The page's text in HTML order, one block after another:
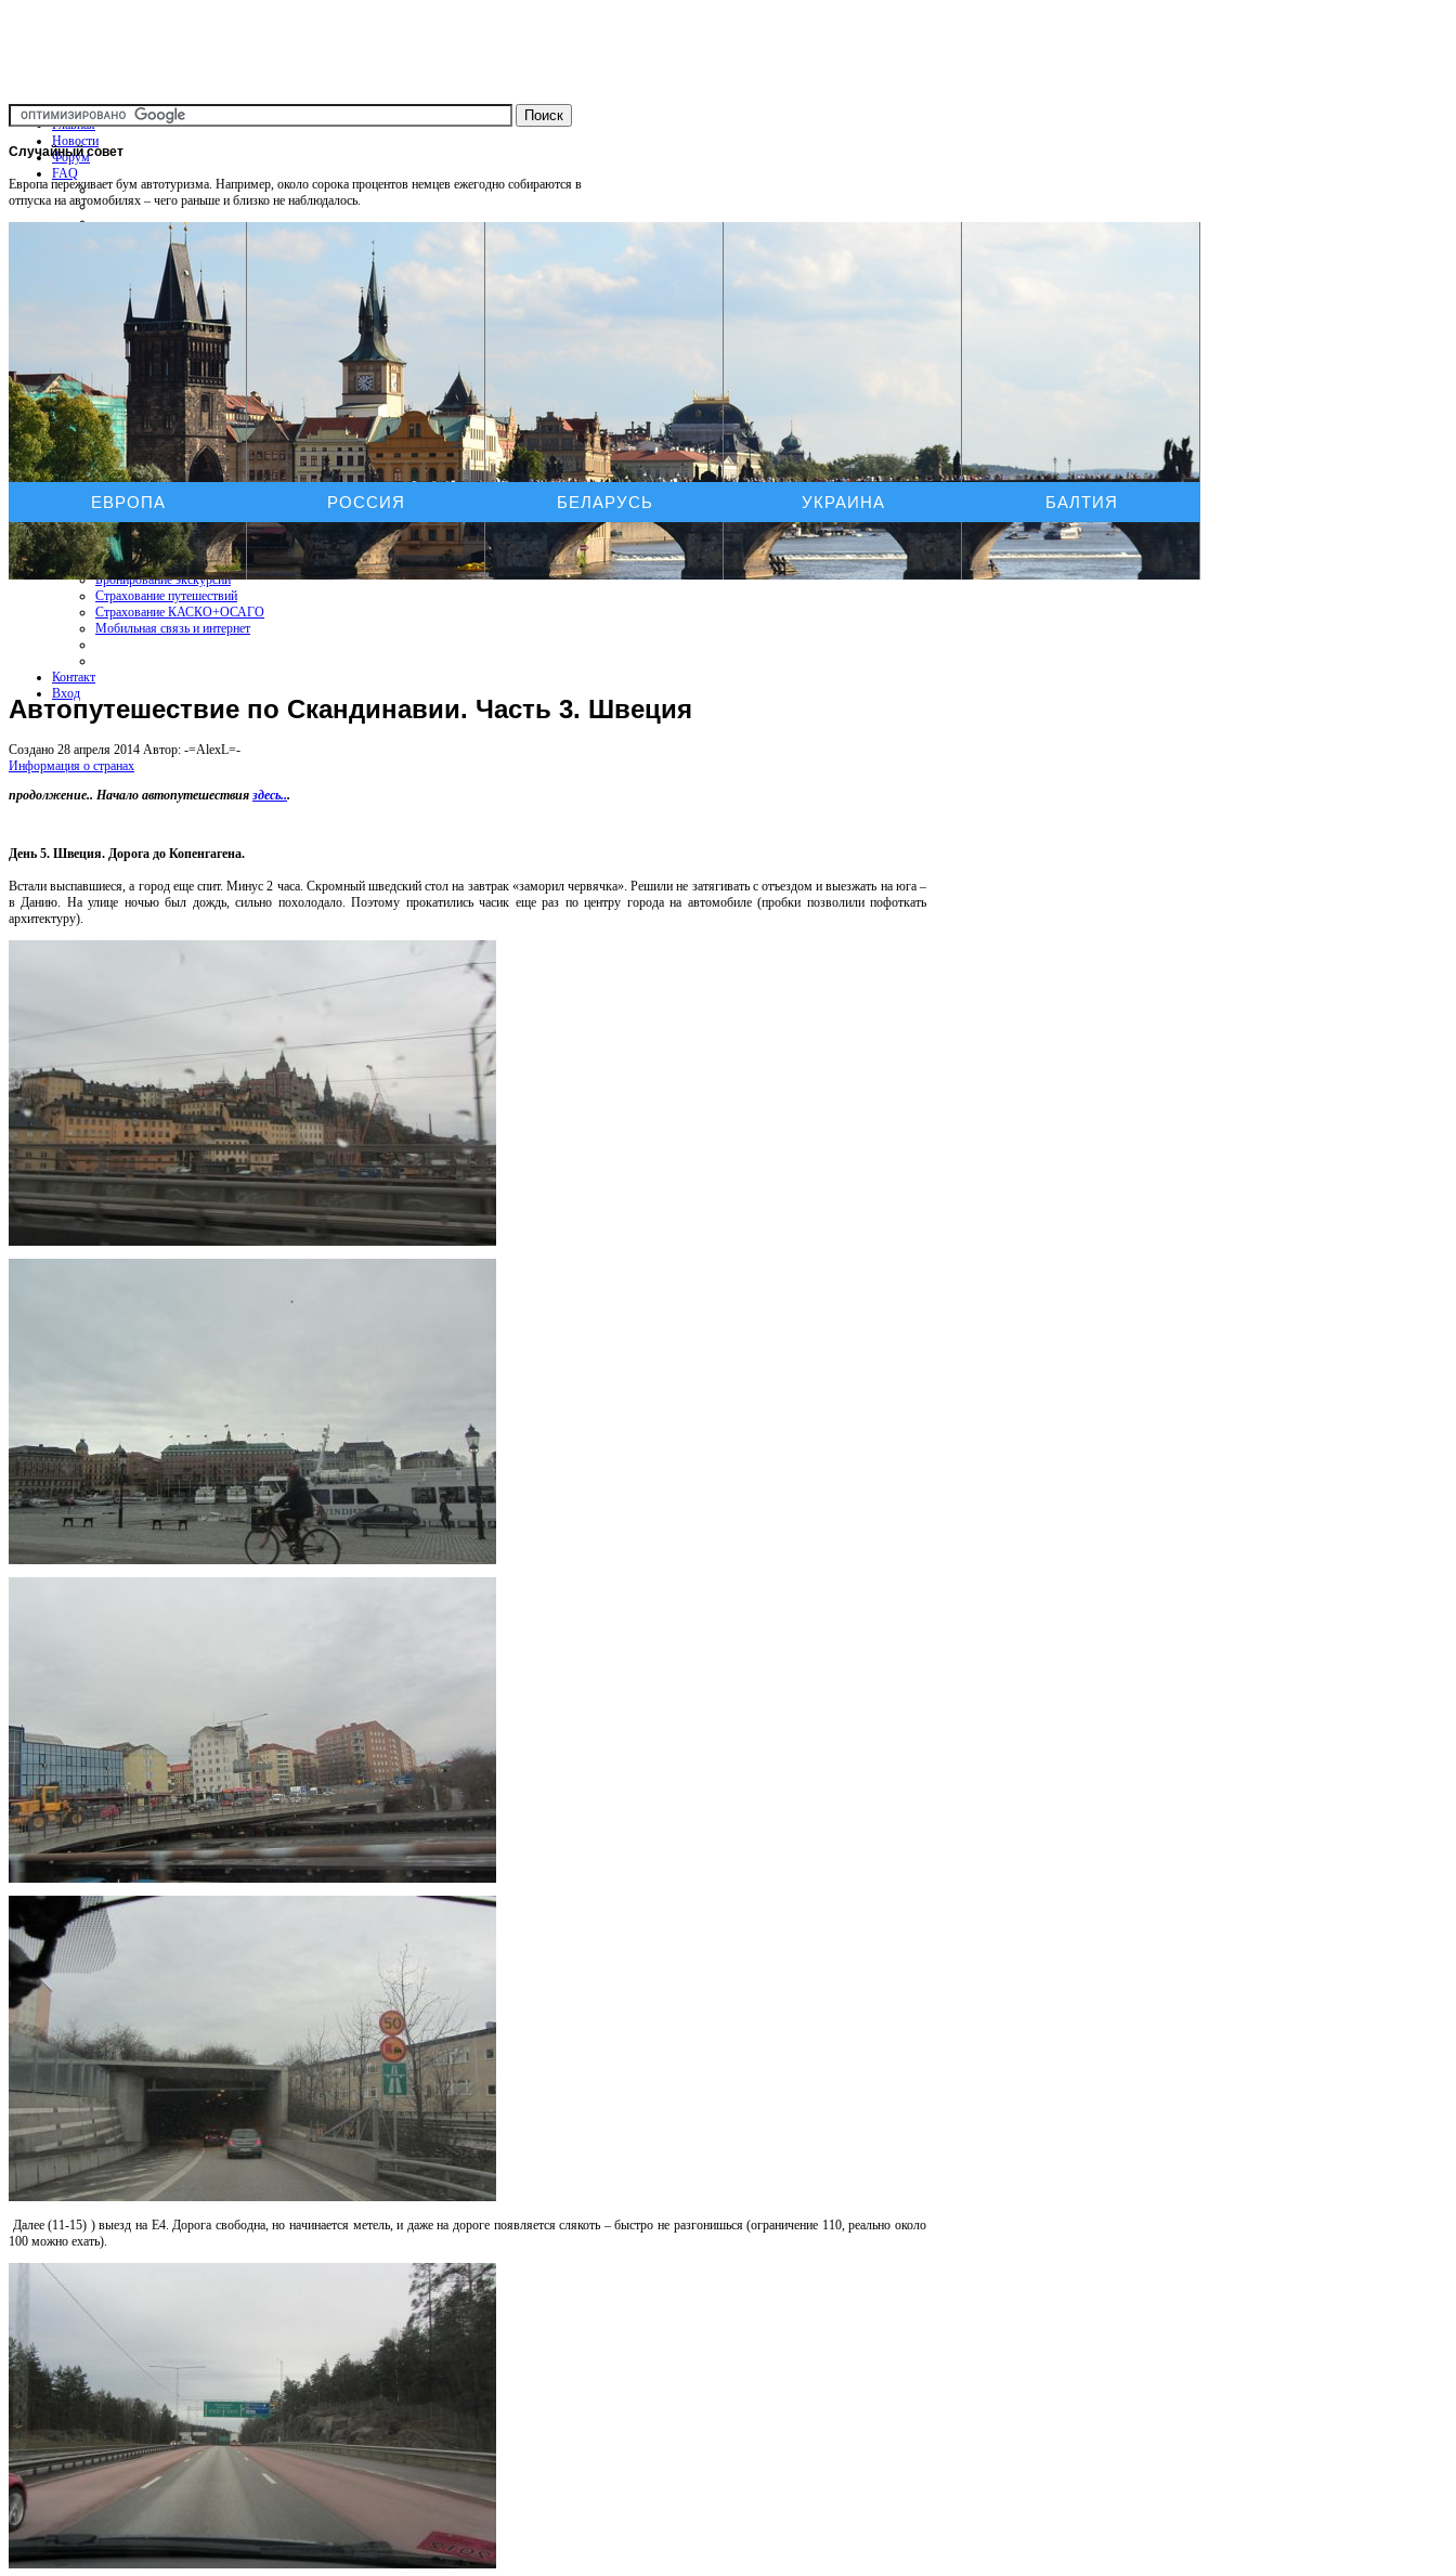
Главная
Новости
Форум
FAQ
Общая информация
Советы Автотуристу
Правила дор.движения
Карты и путеводители
Интерактивная карта
Карты платных дорог
Карта сайта
Услуги On-line
Бронирование отелей
Бронирование автомобиля
Бронирование экскурсий
Страхование путешествий
Страхование КАСКО+ОСАГО
Мобильная связь и интернет
Контакт
Вход
Случайныйсовет
Европа переживает бум автотуризма. Например, около сорока процентов немцев ежегодно собираются в
отпуска на автомобилях – чего раньше и близко не наблюдалось.
ЕВРОПА РОССИЯ БЕЛАРУСЬ УКРАИНА БАЛТИЯ
Автопутешествие по Скандинавии. Часть 3. Швеция
Создано 28 апреля 2014 Автор: -=AlexL=-
Информация о странах
продолжение.. Начало автопутешествия здесь...
День 5. Швеция. Дорога до Копенгагена.
Встали выспавшиеся, а город еще спит. Минус 2 часа. Скромный шведский стол на завтрак «заморил червячка». Решили не затягивать с отъездом и выезжать на юга –
в Данию. На улице ночью был дождь, сильно похолодало. Поэтому прокатились часик еще раз по центру города на автомобиле (пробки позволили пофоткать
архитектуру).
Далее (11-15) ) выезд на Е4. Дорога свободна, но начинается метель, и даже на дороге появляется слякоть – быстро не разгонишься (ограничение 110, реально около
100 можно ехать).